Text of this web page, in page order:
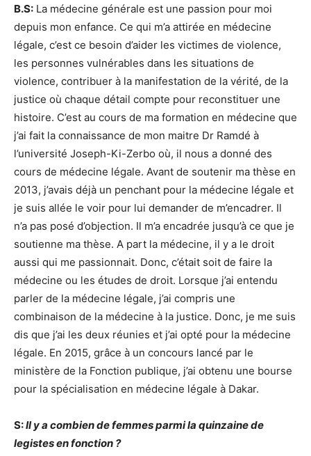
B.S: La médecine générale est une passion pour moi
depuis mon enfance. Ce qui m’a attirée en médecine
légale, c’est ce besoin d’aider les victimes de violence,
les personnes vulnérables dans les situations de
violence, contribuer à la manifestation de la vérité, de la
justice où chaque détail compte pour reconstituer une
histoire. C’est au cours de ma formation en médecine que
j’ai fait la connaissance de mon maitre Dr Ramdé à
l’université Joseph-Ki-Zerbo où, il nous a donné des
cours de médecine légale. Avant de soutenir ma thèse en
2013, j’avais déjà un penchant pour la médecine légale et
je suis allée le voir pour lui demander de m’encadrer. Il
n’a pas posé d’objection. Il m’a encadrée jusqu’à ce que je
soutienne ma thèse. A part la médecine, il y a le droit
aussi qui me passionnait. Donc, c’était soit de faire la
médecine ou les études de droit. Lorsque j’ai entendu
parler de la médecine légale, j’ai compris une
combinaison de la médecine à la justice. Donc, je me suis
dis que j’ai les deux réunies et j’ai opté pour la médecine
légale. En 2015, grâce à un concours lancé par le
ministère de la Fonction publique, j’ai obtenu une bourse
pour la spécialisation en médecine légale à Dakar.
S:Il y a combien de femmes parmi la quinzaine de
legistes en fonction ?